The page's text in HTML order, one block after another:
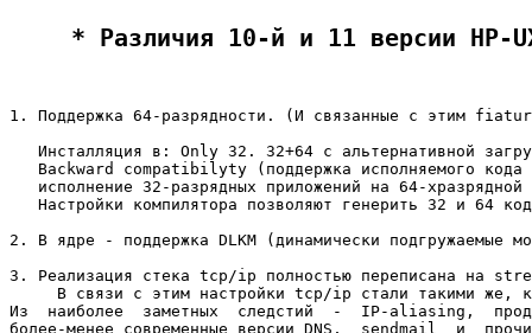
* Различия 10-й и 11 версии HP-
1. Поддержка 64-разрядности. (И связанные с этим
Инсталляция в: Only 32. 32+64 с альтернативной
Backward compatibilyty (поддержка исполняемого кода
исполнение 32-разрядных приложений на 64-хразрядной
Настройки компилятора позволяют генерить 32 и 64
2. В ядре - поддержка DLKM (динамически подгружаемые
3. Реализация стека tcp/ip полностью переписана на
В связи с этим настройки tcp/ip стали такими же,
Из  наиболее  заметных  следстий  -  IP-aliasing,
более-менее современные версии DNS,  sendmail  и